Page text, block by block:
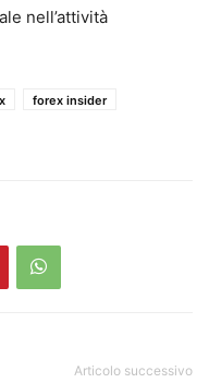
nell’attività
forex insider
Articolo successivo